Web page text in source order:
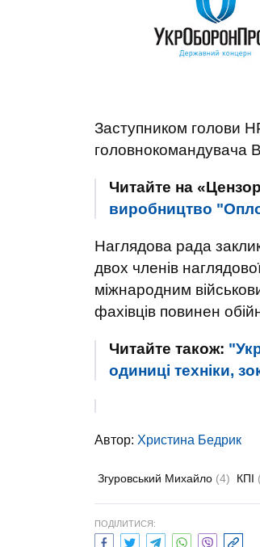
Заступником голови
головнокомандувача
Читайте на
виробництво
Наглядова рада
двох членів
міжнародним
фахівців повинен
Читайте також:
одиниці техніки,
Автор: Христина Бедрик
Згуровський Михайло (4) КПІ
ПОДІЛИТИСЯ: